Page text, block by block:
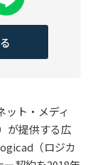
ット・メディ
が提供する広
（ロジカ